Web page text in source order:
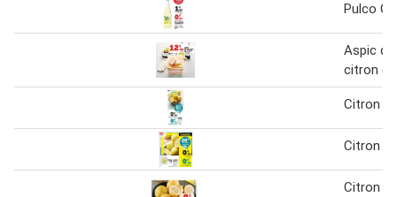
Pulco
Aspic
citron
Citron
Citron
Citron